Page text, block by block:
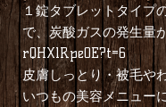
１錠タブレットタイプ
で、炭酸ガスの発生
rQHXlRpe0E?t=6
皮膚しっとり・被毛や
いつもの美容メニュー